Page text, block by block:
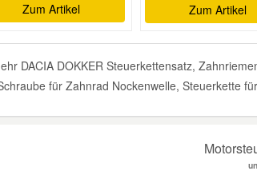
Zum Artikel Zum Artikel
DACIA DOKKER Steuerkettensatz,
für Zahnrad Nockenwelle, Steuerkette